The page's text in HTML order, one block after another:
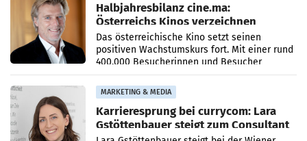
Halbjahresbilanz cine.ma:
Österreichs Kinos verzeichnen
400.000 Besucher mehr
Das österreichische Kino setzt seinen
positiven Wachstumskurs fort. Mit einer rund
400.000 Besucherinnen und Besucher
höheren Nettoreichweite im ersten Halbjahr
2026 gegenüber dem
MARKETING & MEDIA
Karrieresprung bei currycom: Lara
Gstöttenbauer steigt zum Consultant
auf